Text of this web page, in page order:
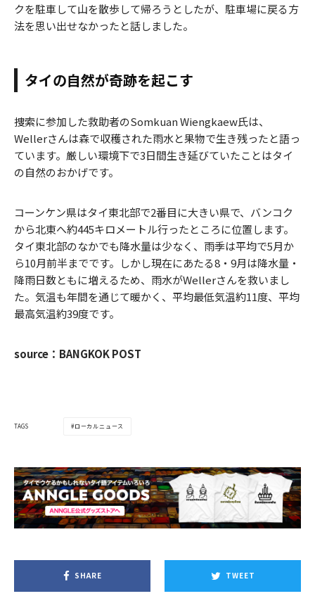
クを駐車して山を散歩して帰ろうとしたが、駐車場に戻る方
法を思い出せなかったと話しました。
タイの自然が奇跡を起こす
捜索に参加した救助者のSomkuan Wiengkaew氏は、
Wellerさんは森で収穫された雨水と果物で生き残ったと語っ
ています。厳しい環境下で3日間生き延びていたことはタイ
の自然のおかげです。
コーンケン県はタイ東北部で2番目に大きい県で、バンコク
から北東へ約445キロメートル行ったところに位置します。
タイ東北部のなかでも降水量は少なく、雨季は平均で5月か
ら10月前半までです。しかし現在にあたる8・9月は降水量・
降雨日数ともに増えるため、雨水がWellerさんを救いまし
た。気温も年間を通じて暖かく、平均最低気温約11度、平均
最高気温約39度です。
source：BANGKOK POST
TAGS ローカルニュース
SHARE TWEET